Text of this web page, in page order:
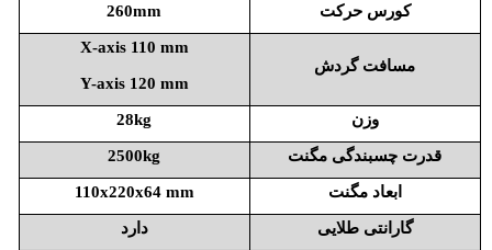
کورس حرکت 260mm
مسافت گردش
X-axis 110 mm
Y-axis 120 mm
وزن 28kg
قدرت چسبندگی مگنت 2500kg
ابعاد مگنت 110x220x64 mm
گارانتی طلایی دارد